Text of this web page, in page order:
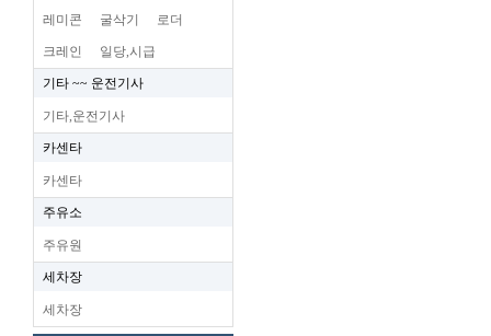
레미콘 굴삭기 로더
크레인 일당,시급
기타 ~~ 운전기사
기타,운전기사
카센타
카센타
주유소
주유원
세차장
세차장